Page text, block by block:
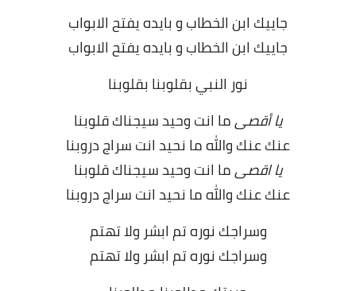
جاييك ابن الخطاب و بايده يفتح الابواب
جاييك ابن الخطاب و بايده يفتح الابواب
نور النبي بقلوبنا بقلوبنا
يا أقصىما انت وحيد سيجناك قلوبنا
عنك عنك والله ما نحيد انت سراج دروبنا
يا اقصىما انت وحيد سيجناك قلوبنا
عنك عنك والله ما نحيد انت سراج دروبنا
وسراجك نوره تم ابشر ولا تهتم
وسراجك نوره تم ابشر ولا تهتم